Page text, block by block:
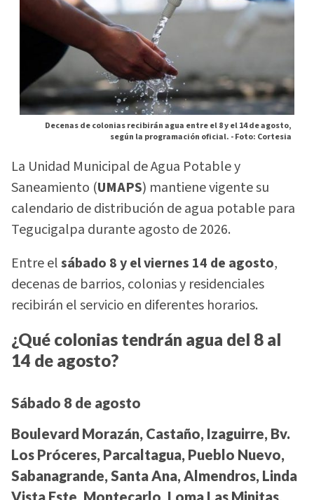
Decenas de colonias recibirán agua entre el 8 y el 14 de agosto,
según la programación oficial. -Foto: Cortesia
La Unidad Municipal de Agua Potable y
Saneamiento (UMAPS) mantiene vigente su
calendario de distribución de agua potable para
Tegucigalpa durante agosto de 2026.
Entre elsábado 8 y el viernes 14 de agosto,
decenas de barrios, colonias y residenciales
recibirán el servicio en diferentes horarios.
¿Qué colonias tendrán agua del 8 al
14 de agosto?
Sábado 8 de agosto
Boulevard Morazán, Castaño, Izaguirre, Bv.
Los Próceres, Parcaltagua, Pueblo Nuevo,
Sabanagrande, Santa Ana, Almendros, Linda
Vista Este, Montecarlo, Loma Las Minitas,